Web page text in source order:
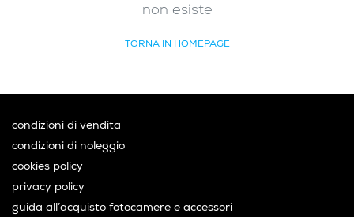
non esiste
TORNA IN HOMEPAGE
condizioni di vendita
condizioni di noleggio
cookies policy
privacy policy
guida all’acquisto fotocamere e accessori